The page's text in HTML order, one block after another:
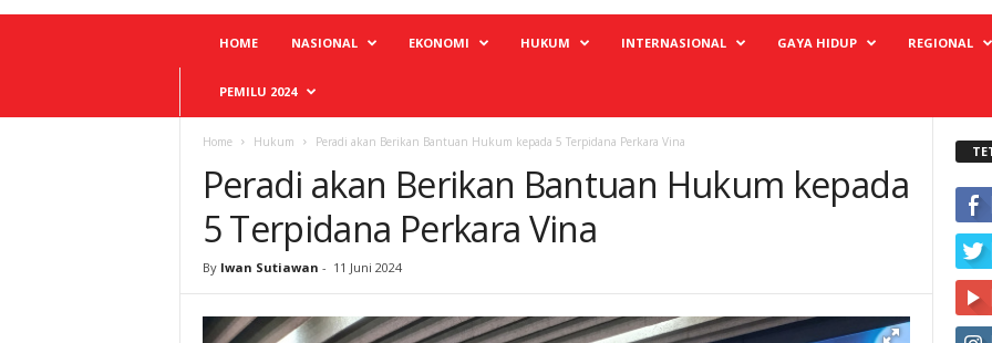
HOME NASIONAL EKONOMI HUKUM INTERNASIONAL GAYA HIDUP REGIONAL
PEMILU 2024
Home Hukum Peradi akan Berikan Bantuan Hukum kepada 5 Terpidana Perkara Vina
Peradi akan Berikan Bantuan Hukum kepada
5 Terpidana Perkara Vina
By Iwan Sutiawan - 11 Juni 2024